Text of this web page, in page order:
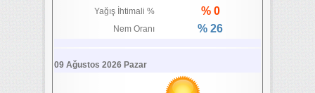
Yağış İhtimali % % 0
Nem Oranı % 26
09 Ağustos 2026 Pazar